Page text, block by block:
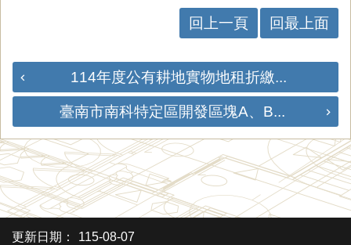
回上一頁 回最上面
114年度公有耕地實物地租折繳...
臺南市南科特定區開發區塊A、B...
更新日期： 115-08-07